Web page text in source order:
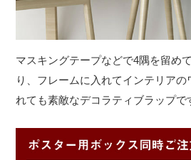
マスキングテープなどで4隅を留め
り、フレームに入れてインテリアの
れても素敵なデコラティブラップで